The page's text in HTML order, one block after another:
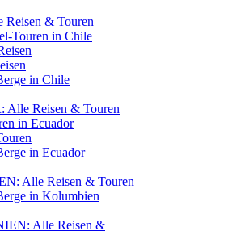
& Touren
Touren in Chile
in Chile
Alle Reisen & Touren
in Ecuador
in Ecuador
Alle Reisen & Touren
in Kolumbien
Alle Reisen &